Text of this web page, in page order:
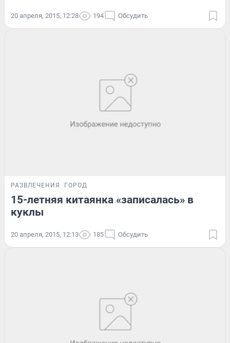
20 апреля, 2015, 12:28 194 Обсудить
РАЗВЛЕЧЕНИЯ ГОРОД
15-летняя китаянка «записалась» в
куклы
20 апреля, 2015, 12:13 185 Обсудить